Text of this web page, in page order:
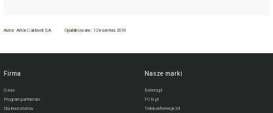
Autor:Aiton Caldwell SA Opublikowane: 12 kwietnia 2016
Firma
O nas
Program partnerski
Dla inwestorów
Nasze marki
Datera.pl
FCN.pl
Telekonferencje24